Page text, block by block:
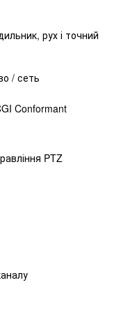
рух і точний
/ сеть
Conformant
PTZ